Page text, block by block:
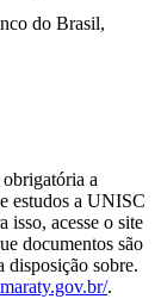
do Brasil,
a
estudos a UNISC
isso, acesse o site
documentos são
disposição sobre.
.